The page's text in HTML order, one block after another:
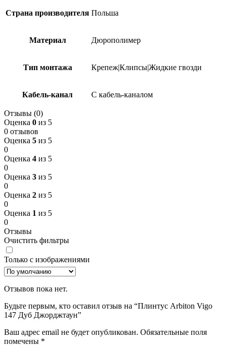
Страна производителя Польша
Материал Дюрополимер
Тип монтажа Крепеж|Клипсы|Жидкие гвозди
Кабель-канал С кабель-каналом
Отзывы (0)
Оценка 0 из 5
0 отзывов
Оценка 5 из 5
0
Оценка 4 из 5
0
Оценка 3 из 5
0
Оценка 2 из 5
0
Оценка 1 из 5
0
Отзывы
Очистить фильтры
Только с изображениями
Отзывов пока нет.
Будьте первым, кто оставил отзыв на “Плинтус Arbiton Vigo
147 Дуб Джорджтаун”
Ваш адрес email не будет опубликован. Обязательные поля
помечены *